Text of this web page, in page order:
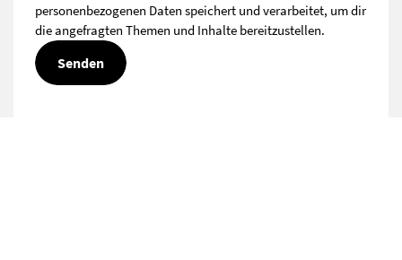
personenbezogenen Daten speichert und verarbeitet, um dir
die angefragten Themen und Inhalte bereitzustellen.